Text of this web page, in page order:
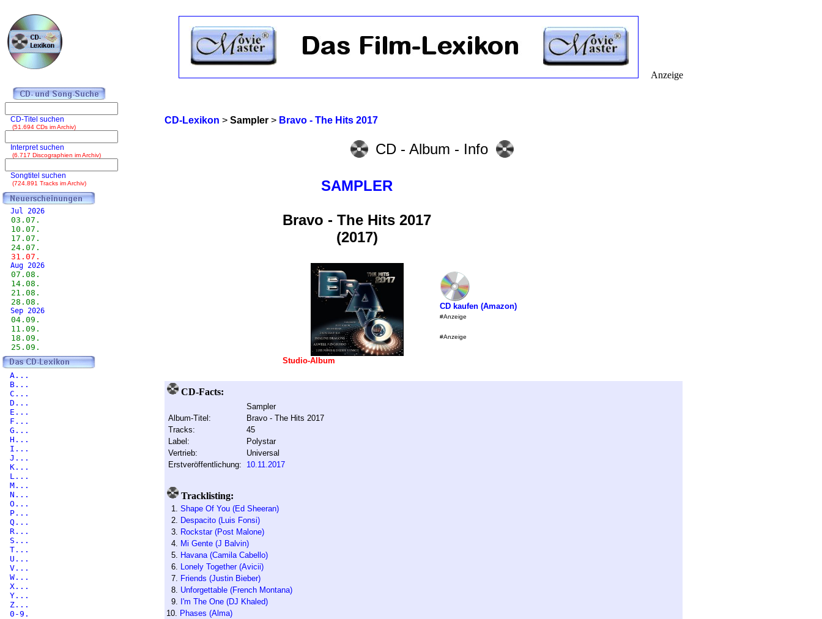
CD-Lexikon > Sampler> Bravo - The Hits 2017
CD - Album - Info
SAMPLER
Bravo - The Hits 2017
(2017)
Studio-Album
CD kaufen (Amazon)
#Anzeige
#Anzeige
CD-Facts:
Sampler
Album-Titel:
Bravo - The Hits 2017
Tracks:
45
Label:
Polystar
Vertrieb:
Universal
Erstveröffentlichung:
10.11.2017
Tracklisting:
1. Shape Of You (Ed Sheeran)
2. Despacito (Luis Fonsi)
3. Rockstar (Post Malone)
4. Mi Gente (J Balvin)
5. Havana (Camila Cabello)
6. Lonely Together (Avicii)
7. Friends (Justin Bieber)
8. Unforgettable (French Montana)
9. I'm The One (DJ Khaled)
10. Phases (Alma)
Anzeige
CD-Titel suchen
(51.694 CDs im Archiv)
Interpret suchen
(6.717 Discographien im Archiv)
Songtitel suchen
(724.891 Tracks im Archiv)
Jul 2026
03.07.
10.07.
17.07.
24.07.
31.07.
Aug 2026
07.08.
14.08.
21.08.
28.08.
Sep 2026
04.09.
11.09.
18.09.
25.09.
A...
B...
C...
D...
E...
F...
G...
H...
I...
J...
K...
L...
M...
N...
O...
P...
Q...
R...
S...
T...
U...
V...
W...
X...
Y...
Z...
0-9.